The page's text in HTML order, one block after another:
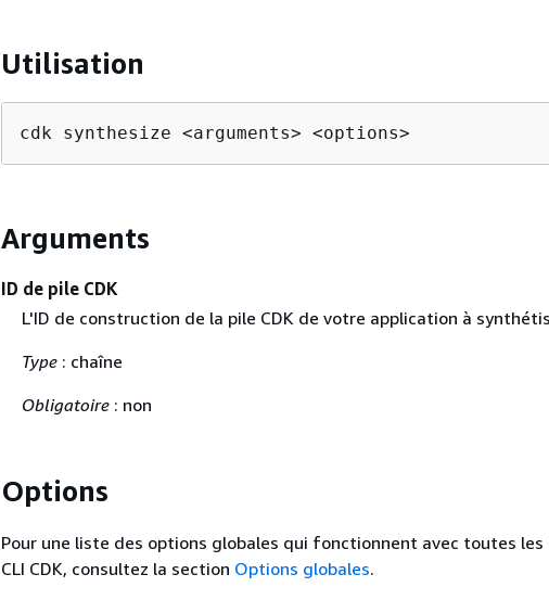
Utilisation
cdk synthesize <arguments> <options>
Arguments
ID de pile CDK
L'ID de construction de la pile CDK de votre application à
Type: chaîne
Obligatoire: non
Options
Pour une liste des options globales qui fonctionnent avec toutes les
CLI CDK, consultez la section Options globales.